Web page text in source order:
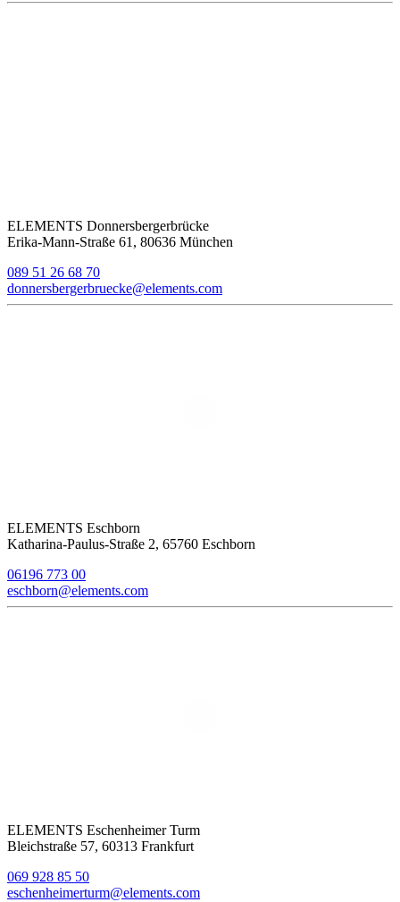
ELEMENTS Donnersbergerbrücke
Erika-Mann-Straße 61, 80636 München
089 51 26 68 70
donnersbergerbruecke@elements.com
ELEMENTS Eschborn
Katharina-Paulus-Straße 2, 65760 Eschborn
06196 773 00
eschborn@elements.com
ELEMENTS Eschenheimer Turm
Bleichstraße 57, 60313 Frankfurt
069 928 85 50
eschenheimerturm@elements.com